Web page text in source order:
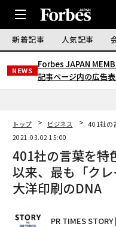
新着記事 人気記事
NEWS
Forbes JAPAN
記事ページ内の広告
トップ ビジネス
401社の
2021.03.02 15:00
401社の言葉を
以来、最も「ク
大洋印刷のDNA
PR TIMES